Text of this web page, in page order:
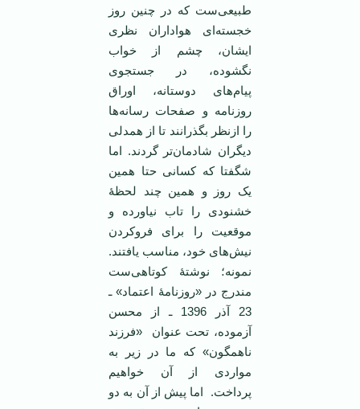
طبیعی‌ست که در چنین روز
خجسته‌ای هواداران نظری
ایشان، چشم از خواب
نگشوده، در جستجوی
پیام‌های دوستانه، اوراق
روزنامه‌ و صفحات رسانه‌ها
را ازنظر بگذرانند تا از همدلی
دیگران شادمان‌تر گردند. اما
شگفتا که کسانی حتا همین
یک روز و همین چند لحظۀ
خشنودی را تاب نیاورده و
موقعیت را برای فروکردن
نیش‌های خود، مناسب یافتند.
نمونه؛ نوشتۀ کوتاهی‌ست
مندرج در «روزنامۀ اعتماد» ـ
23 آذر 1396 ـ از محسن
آزموده، تحت عنوان «فرزند
ناهمگون» که ما در زیر به
مواردی از آن خواهیم
پرداخت. اما پیش از آن به دو